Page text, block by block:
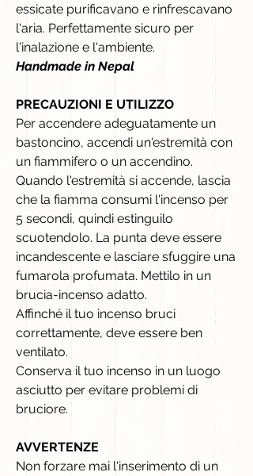
essicate purificavano e rinfrescavano
l'aria. Perfettamente sicuro per
l'inalazione e l'ambiente.
Handmade in Nepal
PRECAUZIONI E UTILIZZO
Per accendere adeguatamente un
bastoncino, accendi un'estremità con
un fiammifero o un accendino.
Quando l'estremità si accende, lascia
che la fiamma consumi l'incenso per
5 secondi, quindi estinguilo
scuotendolo. La punta deve essere
incandescente e lasciare sfuggire una
fumarola profumata. Mettilo in un
brucia-incenso adatto.
Affinché il tuo incenso bruci
correttamente, deve essere ben
ventilato.
Conserva il tuo incenso in un luogo
asciutto per evitare problemi di
bruciore.
AVVERTENZE
Non forzare mai l'inserimento di un